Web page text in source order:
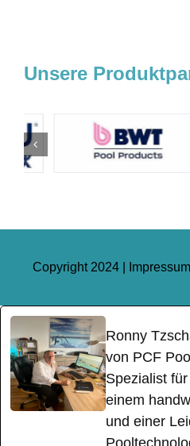
Unsere
Copyright 2024 | Impressum
Ronny
von PCF
Spezialist
einem
und einer